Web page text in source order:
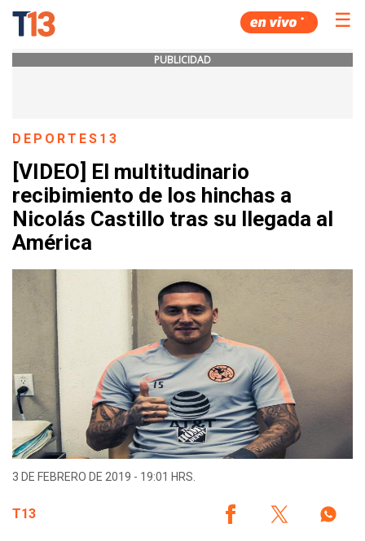
☰
PUBLICIDAD
DEPORTES13
[VIDEO] El multitudinario
recibimiento de los hinchas a
Nicolás Castillo tras su llegada al
América
3 DE FEBRERO DE 2019 - 19:01 HRS.
T13